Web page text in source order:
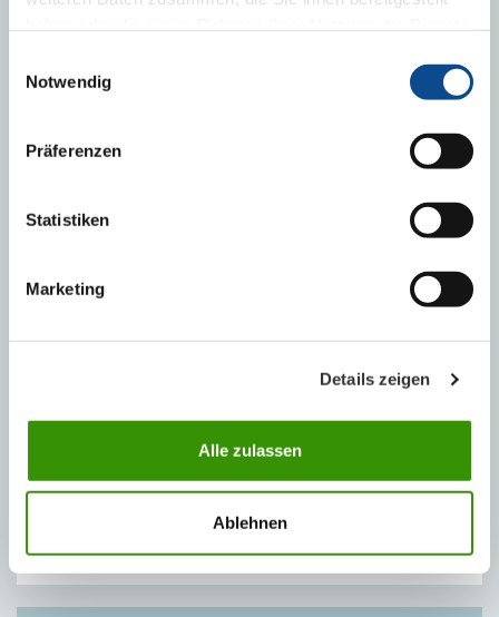
Notwendig
Präferenzen
Statistiken
Marketing
Details zeigen
Alle zulassen
Ablehnen
XPS
на натиск и влага